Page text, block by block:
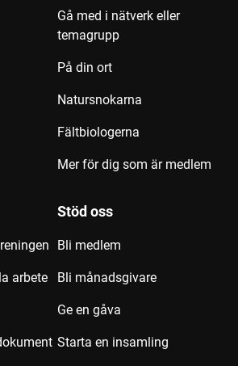
Gå med i nätverk eller
temagrupp
På din ort
Natursnokarna
Fältbiologerna
Mer för dig som är medlem
arbete
Stöd oss
Bli medlem
Bli månadsgivare
Ge en gåva
Starta en insamling